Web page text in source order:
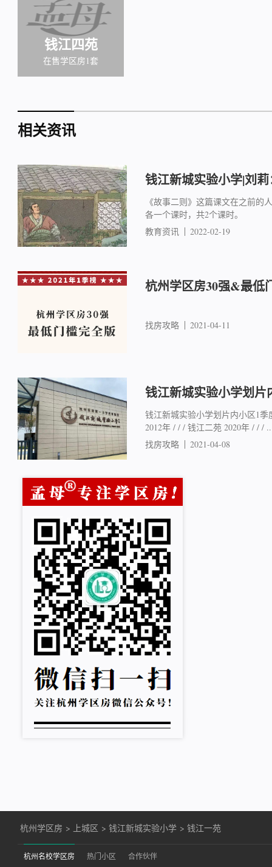
钱江四苑
在售学区房1套
相关资讯
钱江新城实验小学|刘
《故事二则》这篇课文在之前的
各一个课时，共2个课时。
教育资讯
2022-02-19
杭州学区房30强&最低
找房攻略 2021-04-11
钱江新城实验小学划
钱江新城实验小学划片内小区1
2012年 / / / 钱江二苑 2020年 / / /
找房攻略
2021-04-08
杭州学区房 > 上城区 >钱江新城实验小学 >钱江一苑
杭州名校学区房 热门小区 合作伙伴